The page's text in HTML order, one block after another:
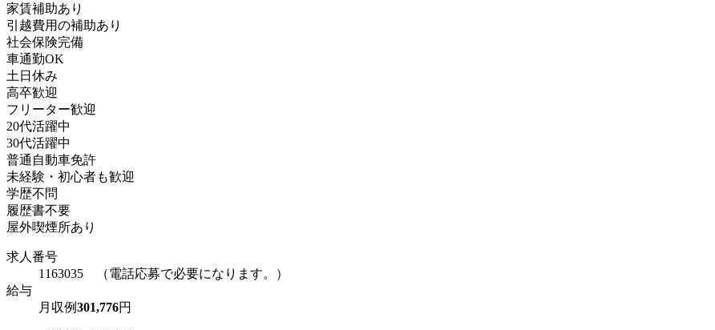
家賃補助あり
引越費用の補助あり
社会保険完備
車通勤OK
土日休み
高卒歓迎
フリーター歓迎
20代活躍中
30代活躍中
普通自動車免許
未経験・初心者も歓迎
学歴不問
履歴書不要
屋外喫煙所あり
求人番号
1163035 （電話応募で必要になります。）
給与
月収例301,776円